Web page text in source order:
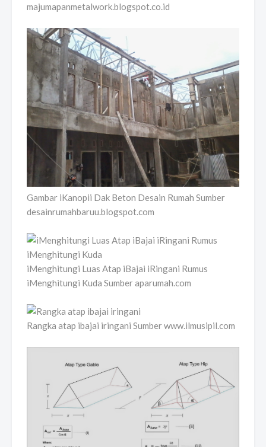
majumapanmetalwork.blogspot.co.id
Gambar iKanopii Dak Beton Desain Rumah Sumber
desainrumahbaruu.blogspot.com
iMenghitungi Luas Atap iBajai iRingani Rumus
iMenghitungi Kuda Sumber aparumah.com
Rangka atap ibajai iringani Sumber www.ilmusipil.com